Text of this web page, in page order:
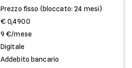
Prezzo fisso (bloccato: 24 mesi)
€ 0,4900
9 €/mese
Digitale
Addebito bancario